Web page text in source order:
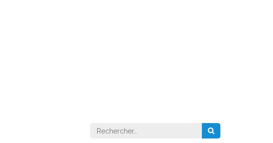
Rechercher :